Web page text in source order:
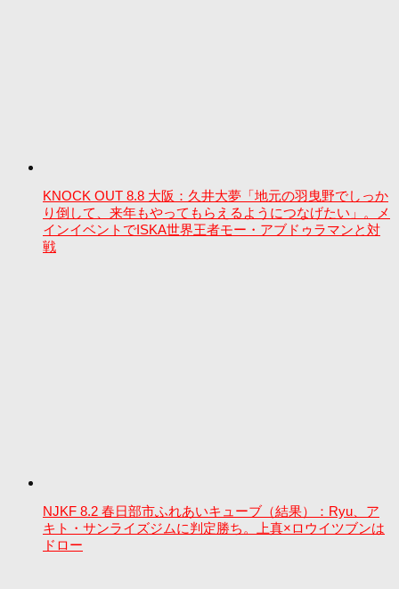
KNOCK OUT 8.8 大阪：久井大夢「地元の羽曳野でしっか
り倒して、来年もやってもらえるようにつなげたい」。メ
インイベントでISKA世界王者モー・アブドゥラマンと対
戦
NJKF 8.2 春日部市ふれあいキューブ（結果）：Ryu、ア
キト・サンライズジムに判定勝ち。上真×ロウイツブンは
ドロー